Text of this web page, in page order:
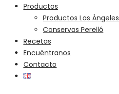
Productos
Productos Los Ángeles
Conservas Perelló
Recetas
Encuéntranos
Contacto